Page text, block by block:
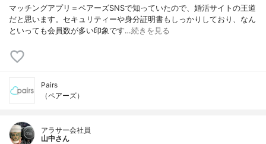
マッチングアプリ＝ペアーズSNSで知っていたので、婚活サイトの王道
だと思います。セキュリティーや身分証明書もしっかりしており、なん
といっても会員数が多い印象です…続きを見る
Pairs
（ペアーズ）
アラサー会社員
山中さん